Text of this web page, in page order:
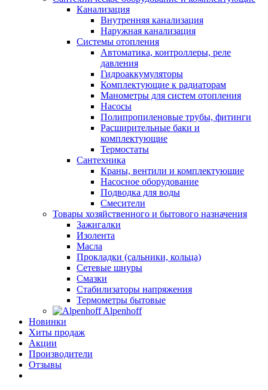
Канализация
Внутренняя канализация
Наружная канализация
Системы отопления
Автоматика, контроллеры, реле
давления
Гидроаккумуляторы
Комплектующие к радиаторам
Манометры для систем отопления
Насосы
Полипропиленовые трубы, фитинги
Расширительные баки и
комплектующие
Термостаты
Сантехника
Краны, вентили и комплектующие
Насосное оборудование
Подводка для воды
Смесители
Товары хозяйственного и бытового назначения
Зажигалки
Изолента
Масла
Прокладки (сальники, кольца)
Сетевые шнуры
Смазки
Стабилизаторы напряжения
Термометры бытовые
Alpenhoff
Новинки
Хиты продаж
Акции
Производители
Отзывы